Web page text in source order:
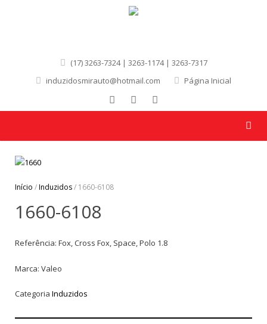
(17) 3263-7324 | 3263-1174 | 3263-7317
induzidosmirauto@hotmail.com
Página Inicial
Início /Induzidos/ 1660-6108
1660-6108
Referência: Fox, Cross Fox, Space, Polo 1.8
Marca: Valeo
Categoria Induzidos